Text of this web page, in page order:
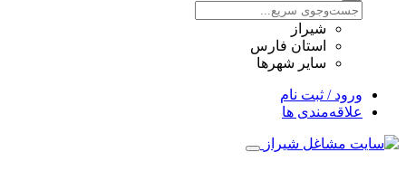
شیراز
استان فارس
سایر شهرها
ورود / ثبت نام
علاقه‌مندی ها